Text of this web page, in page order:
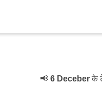
6 Deceberके टेस्ट